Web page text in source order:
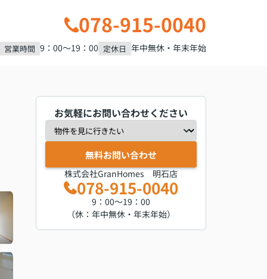
078-915-0040
営業時間 9：00～19：00 定休日 年中無休・年末年始
お気軽にお問い合わせください
無料お問い合わせ
株式会社GranHomes 明石店
078-915-0040
9：00～19：00
（休：年中無休・年末年始）